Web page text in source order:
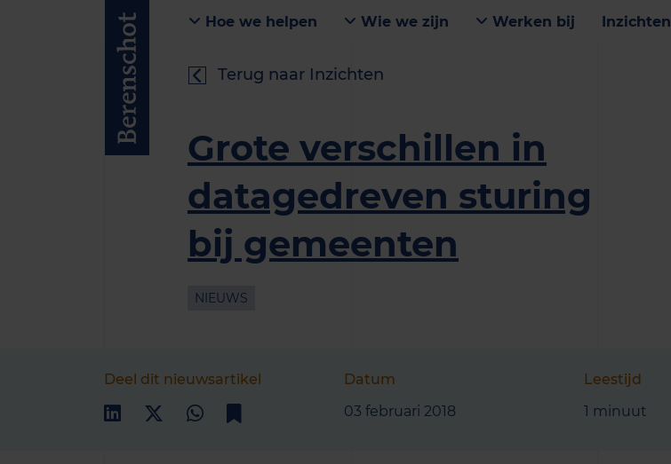
Hoe we helpen Wie we zijn Werken bij Inzichten
Terug naar Inzichten
Grote verschillen in
datagedreven sturing
bij gemeenten
NIEUWS
Deel dit nieuwsartikel
Datum
03 februari 2018
Leestijd
1 minuut